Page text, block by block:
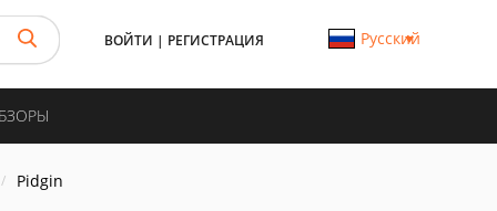
ВОЙТИ | РЕГИСТРАЦИЯ Русский
Pidgin